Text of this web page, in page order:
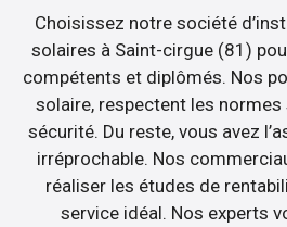
Choisissez notre société
solaires à Saint-cirgue (81)
compétents et diplômés. Nos
solaire, respectent les
sécurité. Du reste, vous avez
irréprochable. Nos
réaliser les études de
service idéal. Nos experts